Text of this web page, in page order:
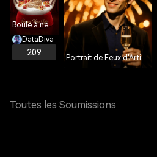
Boule à neige du Nouvel An
DataDiva
209
Portrait de Feux d'Artifice
Toutes les Soumissions